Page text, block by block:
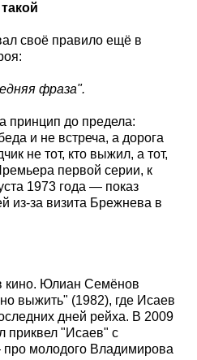
своё правило ещё в
фраза".
принцип до предела:
и не встреча, а дорога
не тот, кто выжил, а тот,
первой серии, к
1973 года — показ
из-за визита Брежнева в
кино. Юлиан Семёнов
выжить" (1982), где Исаев
дней рейха. В 2009
приквел "Исаев" с
молодого Владимирова